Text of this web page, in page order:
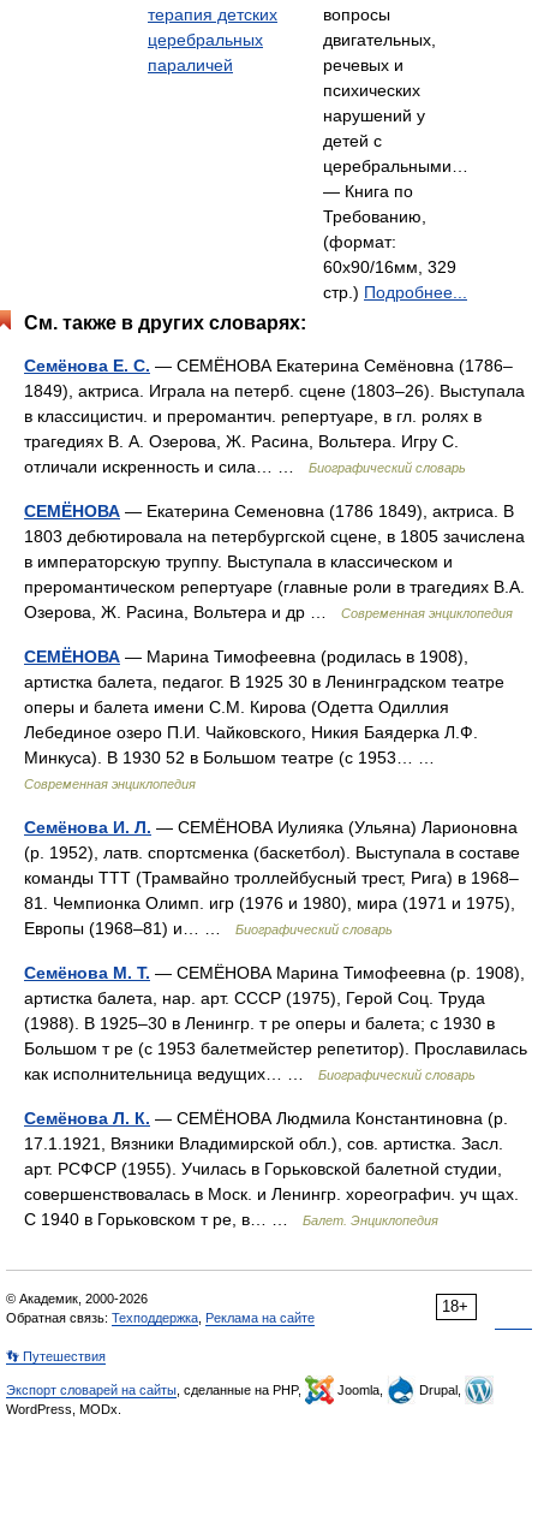
терапия детских
церебральных
параличей
вопросы
двигательных,
речевых и
психических
нарушений у
детей с
церебральными…
— Книга по
Требованию,
(формат:
60x90/16мм, 329
стр.) Подробнее...
См. также в других словарях:
Семёнова Е. С. — СЕМЁНОВА Екатерина Семёновна (1786–
1849), актриса. Играла на петерб. сцене (1803–26). Выступала
в классицистич. и преромантич. репертуаре, в гл. ролях в
трагедиях В. А. Озерова, Ж. Расина, Вольтера. Игру С.
отличали искренность и сила… …
Биографический словарь
СЕМЁНОВА — Екатерина Семеновна (1786 1849), актриса. В
1803 дебютировала на петербургской сцене, в 1805 зачислена
в императорскую труппу. Выступала в классическом и
преромантическом репертуаре (главные роли в трагедиях В.А.
Озерова, Ж. Расина, Вольтера и др …
Современная энциклопедия
СЕМЁНОВА — Марина Тимофеевна (родилась в 1908),
артистка балета, педагог. В 1925 30 в Ленинградском театре
оперы и балета имени С.М. Кирова (Одетта Одиллия
Лебединое озеро П.И. Чайковского, Никия Баядерка Л.Ф.
Минкуса). В 1930 52 в Большом театре (с 1953… …
Современная энциклопедия
Семёнова И. Л. — СЕМЁНОВА Иулияка (Ульяна) Ларионовна
(р. 1952), латв. спортсменка (баскетбол). Выступала в составе
команды ТТТ (Трамвайно троллейбусный трест, Рига) в 1968–
81. Чемпионка Олимп. игр (1976 и 1980), мира (1971 и 1975),
Европы (1968–81) и… …
Биографический словарь
Семёнова М. Т. — СЕМЁНОВА Марина Тимофеевна (р. 1908),
артистка балета, нар. арт. СССР (1975), Герой Соц. Труда
(1988). В 1925–30 в Ленингр. т ре оперы и балета; с 1930 в
Большом т ре (с 1953 балетмейстер репетитор). Прославилась
как исполнительница ведущих… …
Биографический словарь
Семёнова Л. К. — СЕМЁНОВА Людмила Константиновна (р.
17.1.1921, Вязники Владимирской обл.), сов. артистка. Засл.
арт. РСФСР (1955). Училась в Горьковской балетной студии,
совершенствовалась в Моск. и Ленингр. хореографич. уч щах.
С 1940 в Горьковском т ре, в… …
Балет. Энциклопедия
18+
© Академик, 2000-2026
Обратная связь: Техподдержка Реклама на сайте
👣 Путешествия
Экспорт словарей на сайты , сделанные на PHP, Joomla,
Drupal,
WordPress, MODx.